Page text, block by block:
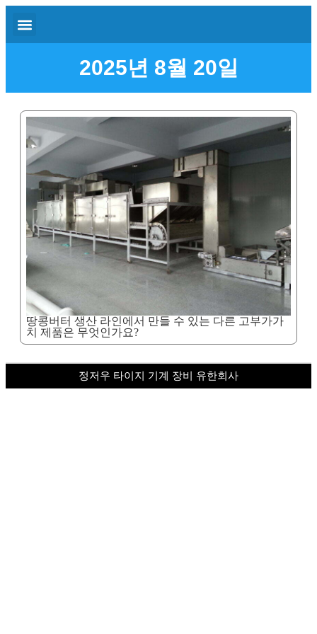
2025년 8월 20일
땅콩버터 생산 라인에서 만들 수 있는 다른 고부가가
치 제품은 무엇인가요?
정저우 타이지 기계 장비 유한회사